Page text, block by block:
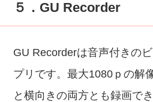
５．GU Recorder
GU Recorderは音声付きの
プリです。最大1080ｐの解
と横向きの両方とも録画で